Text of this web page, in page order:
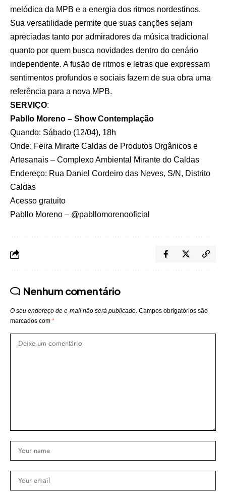
melódica da MPB e a energia dos ritmos nordestinos.
Sua versatilidade permite que suas canções sejam
apreciadas tanto por admiradores da música tradicional
quanto por quem busca novidades dentro do cenário
independente. A fusão de ritmos e letras que expressam
sentimentos profundos e sociais fazem de sua obra uma
referência para a nova MPB.
SERVIÇO:
Pabllo Moreno – Show Contemplação
Quando: Sábado (12/04), 18h
Onde: Feira Mirarte Caldas de Produtos Orgânicos e
Artesanais – Complexo Ambiental Mirante do Caldas
Endereço: Rua Daniel Cordeiro das Neves, S/N, Distrito
Caldas
Acesso gratuito
Pabllo Moreno – @pabllomorenooficial
Nenhum comentário
O seu endereço de e-mail não será publicado. Campos obrigatórios são
marcados com *